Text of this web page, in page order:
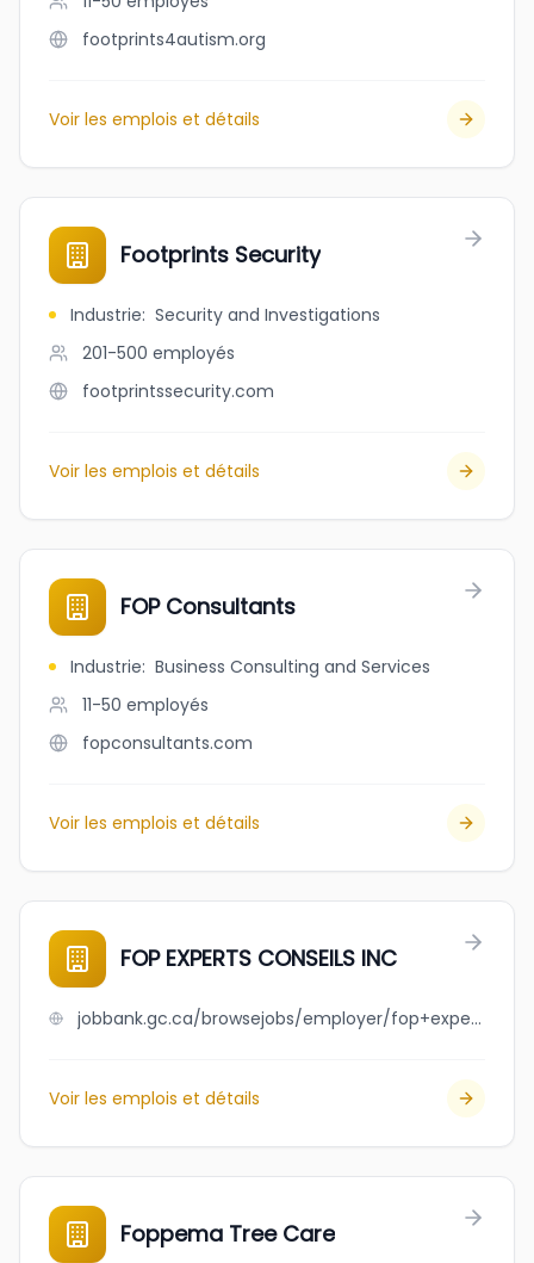
footprints4autism.org
Voir les emplois et détails
Footprints Security
Industrie: Security and Investigations
201-500 employés
footprintssecurity.com
Voir les emplois et détails
FOP Consultants
Industrie: Business Consulting and Services
11-50 employés
fopconsultants.com
Voir les emplois et détails
FOP EXPERTS CONSEILS INC
jobbank.gc.ca/browsejobs/employer/fop+experts+conseils+inc/ca
Voir les emplois et détails
Foppema Tree Care